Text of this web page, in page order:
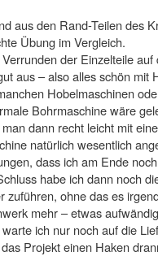
aus den Rand-Teilen des
Übung im Vergleich.
der Einzelteile
aus – also alles schön mit
Hobelmaschinen
Bohrmaschine wäre
dann recht leicht mit
natürlich wesentlich
dass ich am Ende
habe ich dann noch
zuführen, ohne das es
mehr – etwas
ich nur noch auf die
Projekt einen Haken